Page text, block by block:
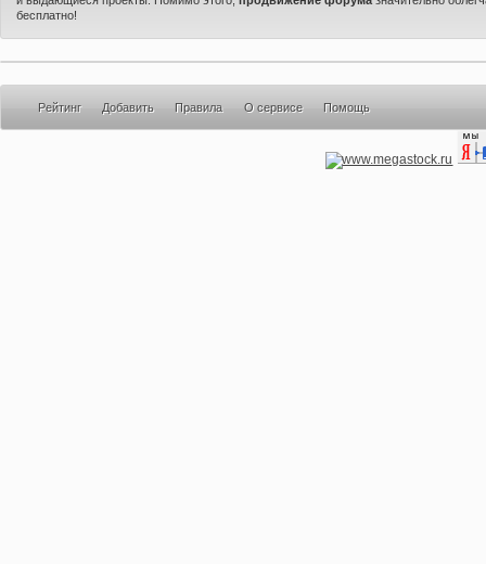
бесплатно!
Рейтинг Добавить Правила О сервисе Помощь